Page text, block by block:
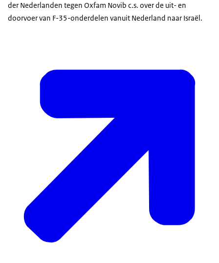
der Nederlanden tegen Oxfam Novib c.s. over de uit- en
doorvoer van F-35-onderdelen vanuit Nederland naar Israël.